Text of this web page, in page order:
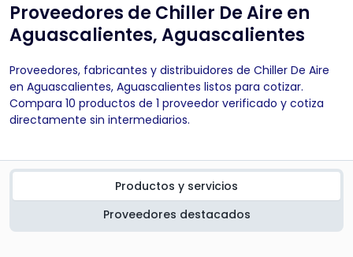
Proveedores de Chiller De Aire en
Aguascalientes, Aguascalientes
Proveedores, fabricantes y distribuidores de Chiller De Aire
en Aguascalientes, Aguascalientes listos para cotizar.
Compara 10 productos de 1 proveedor verificado y cotiza
directamente sin intermediarios.
Productos y servicios
Proveedores destacados